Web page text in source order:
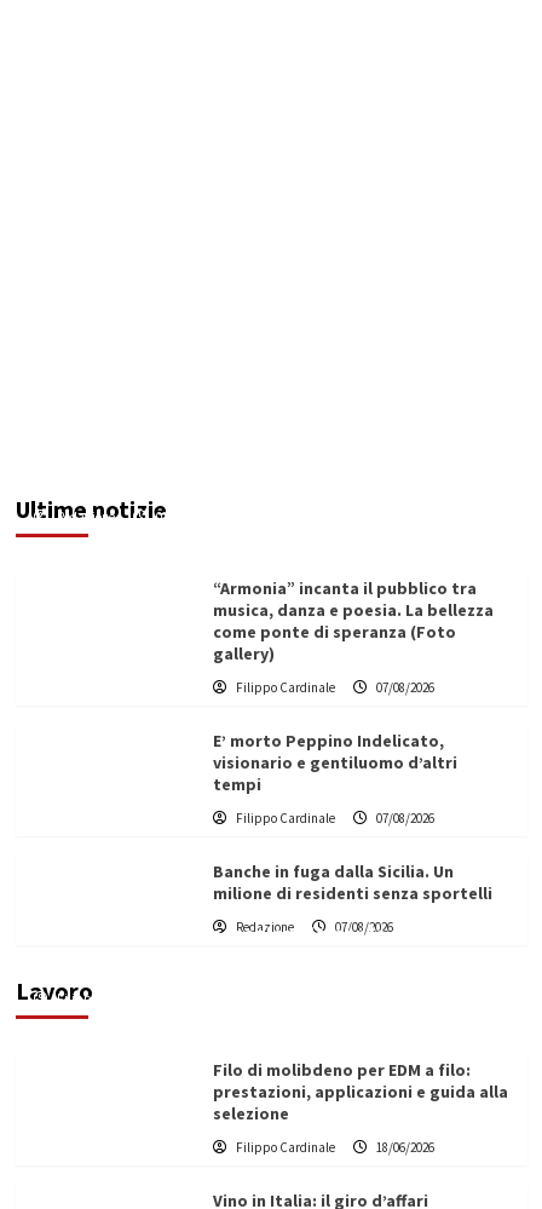
Ultime notizie
Redazione 07/08/2026
“Armonia” incanta il pubblico tra
musica, danza e poesia. La bellezza
come ponte di speranza (Foto
gallery)
Filippo Cardinale 07/08/2026
E’ morto Peppino Indelicato,
visionario e gentiluomo d’altri
tempi
Filippo Cardinale 07/08/2026
Banche in fuga dalla Sicilia. Un
milione di residenti senza sportelli
Redazione 07/08/2026
Lavoro
L’ingegnere saccense Buscarnera partner chiave
di un progetto transnazionale per la transizione
Filippo Cardinale
Filo di molibdeno per EDM a filo:
prestazioni, applicazioni e guida alla
selezione
Filippo Cardinale 18/06/2026
Vino in Italia: il giro d’affari